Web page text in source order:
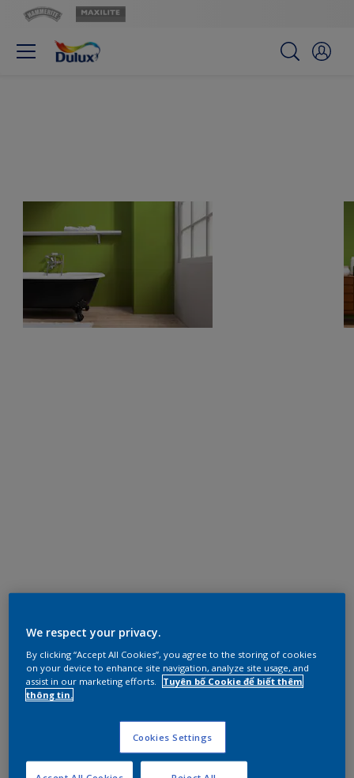
We respect your privacy.
By clicking “Accept All Cookies”, you agree to the storing of cookies
on your device to enhance site navigation, analyze site usage, and
assist in our marketing efforts.
Tuyên bố Cookie để biết thêm
thông tin.
Cookies Settings